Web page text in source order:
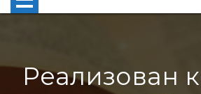
Реализован